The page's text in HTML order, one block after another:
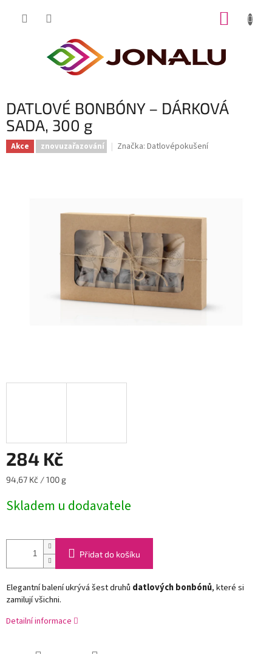
DATLOVÉ BONBÓNY – DÁRKOVÁ
SADA, 300 g
Akce znovuzařazování Značka: Datlovépokušení
284 Kč
Měrná
94,67 Kč / 100 g
Skladem u dodavatele
Přidat do košíku
Elegantní balení ukrývá šest druhů datlových bonbónů, které si
zamilují všichni.
Detailní informace